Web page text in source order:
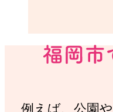
例えば、公園